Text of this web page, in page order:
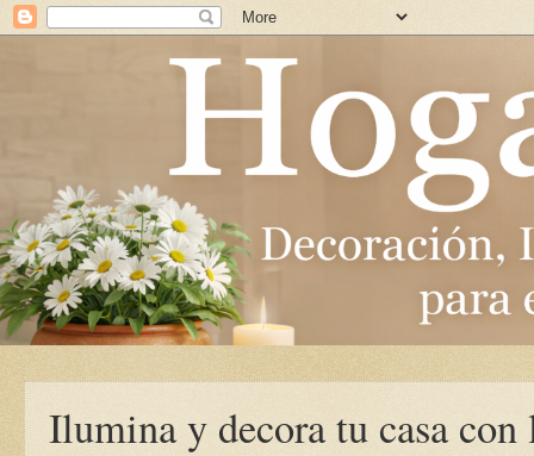
Ilumina y decora tu casa con